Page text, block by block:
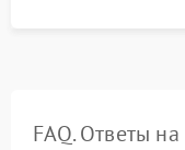
FAQ. Ответы